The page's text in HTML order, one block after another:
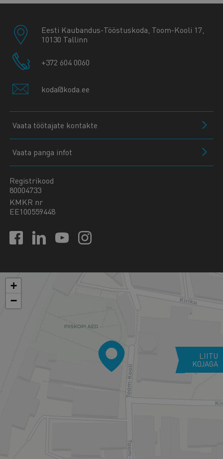
Eesti Kaubandus-Tööstuskoda, Toom-Kooli 17,
10130 Tallinn
+372 604 0060
koda@koda.ee
Vaata töötajate kontakte
Vaata panga infot
Registrikood
80004733
KMKR nr
EE100559448
+
−
LIITU
KOJAGA